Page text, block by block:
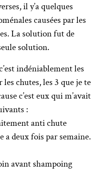
il y’a quelques
causées par les
La solution fut de
solution.
indéniablement les
les chutes, les 3 que je te
c’est eux qui m’avait
:
anti chute
a deux fois par semaine.
avant shampoing